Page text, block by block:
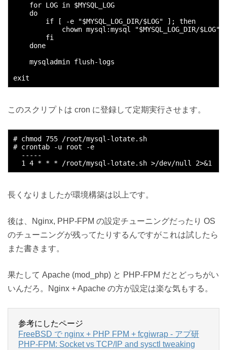
    for LOG in $MYSQL_LOG
    do
        if [ -e "$MYSQL_LOG_DIR/$LOG" ]; then
            chown mysql:mysql "$MYSQL_LOG_DIR/$LOG"
        fi
    done
    mysqladmin flush-logs
このスクリプトは cron に登録して定期実行させます。
# chmod 755 /root/mysql-lotate.sh
# crontab -u root -e
  -----
長くなりましたが環境構築は以上です。
後は、Nginx, PHP-FPM の設定チューニングだったり OS
のチューニングが残ってたりするんですがこれは試したら
また書きます。
果たして Apache (mod_php) と PHP-FPM だとどっちがい
いんだろ。Nginx + Apache の方が設定は楽な気もする。
参考にしたページ
FreeBSD で nginx + PHP FPM + fcgiwrap - アプ研
PHP-FPM: Socket vs TCP/IP and sysctl tweaking